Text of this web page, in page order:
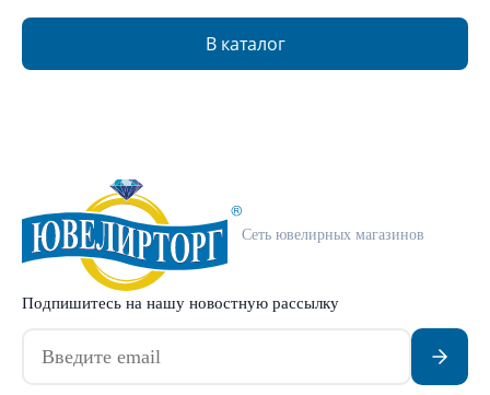
В каталог
Сеть ювелирных магазинов
Подпишитесь на нашу новостную рассылку